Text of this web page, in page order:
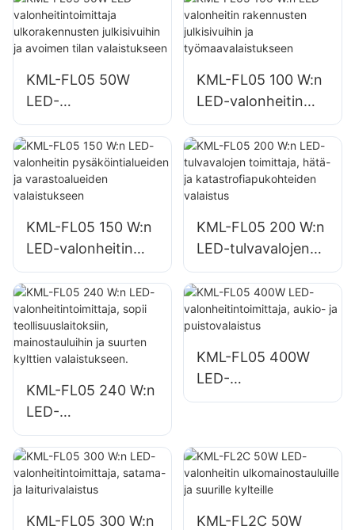
KML-FL05 50W
LED-
valonheitintoimittaj
a ulkorakennusten
julkisivuihin ja
avoimen tilan
KML-FL05 100 W:n
LED-valonheitin
rakennusten
julkisivuihin ja
työmaavalaistuksee
n
KML-FL05 150 W:n
LED-valonheitin
pysäköintialueiden
ja varastoalueiden
valaistukseen
KML-FL05 200 W:n
LED-tulvavalojen
toimittaja, hätä- ja
katastrofiapukohtei
den valaistus
KML-FL05 240 W:n
LED-
valonheitintoimittaj
a, sopii
teollisuuslaitoksiin,
mainostauluihin ja
suurten kylttien
KML-FL05 400W
LED-
valonheitintoimittaj
puistovalaistus
KML-FL05 300 W:n
KML-FL2C 50W